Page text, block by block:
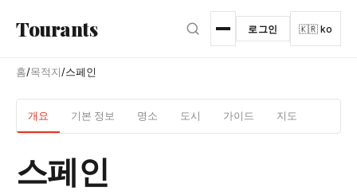
Tourants 로그인 🇰🇷 ko
홈/목적지/스페인
개요 기본 정보 명소 도시 가이드 지도
스페인